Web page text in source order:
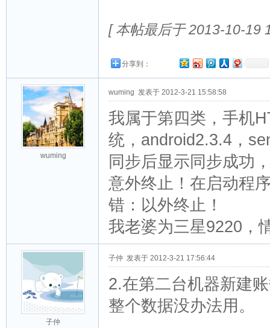
[ 本帖最后于 2013-10-19
分享到：
wuming
wuming 发表于 2012-3-21 15:58:58
我属于第四类，手机
统，android2.3.4，
同步后显示同步成功
意外终止！在启动程
错：以外终止！
我老婆为三星9220，
子仲
子仲 发表于 2012-3-21 17:56:44
2.在第二台机器新建
整个数据没办法用。